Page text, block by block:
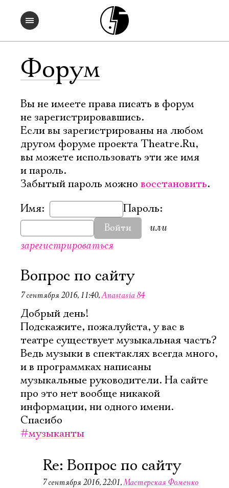
Форум
Вы не имеете права писать в форум
не зарегистрировавшись.
Если вы зарегистрированы на любом
другом форуме проекта Theatre.Ru,
вы можете использовать эти же имя
и пароль.
Забытый пароль можно восстановить.
Имя:
Пароль:
Войти
или
зарегистрироваться
Вопрос по сайту
7 сентября 2016, 11:40,Anastasia 84
Добрый день!
Подскажите, пожалуйста, у вас в
театре существует музыкальная часть?
Ведь музыки в спектаклях всегда много,
и в программках написаны
музыкальные руководители. На сайте
про это нет вообще никакой
информации, ни одного имени.
Спасибо
#музыканты
Re: Вопрос по сайту
7 сентября 2016, 22:01,Мастерская Фоменко
Имя